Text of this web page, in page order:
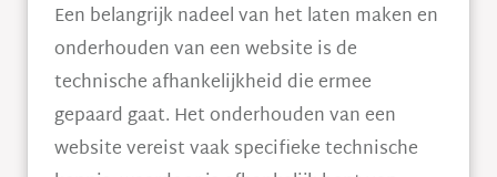
Een belangrijk nadeel van het laten maken en
onderhouden van een website is de
technische afhankelijkheid die ermee
gepaard gaat. Het onderhouden van een
website vereist vaak specifieke technische